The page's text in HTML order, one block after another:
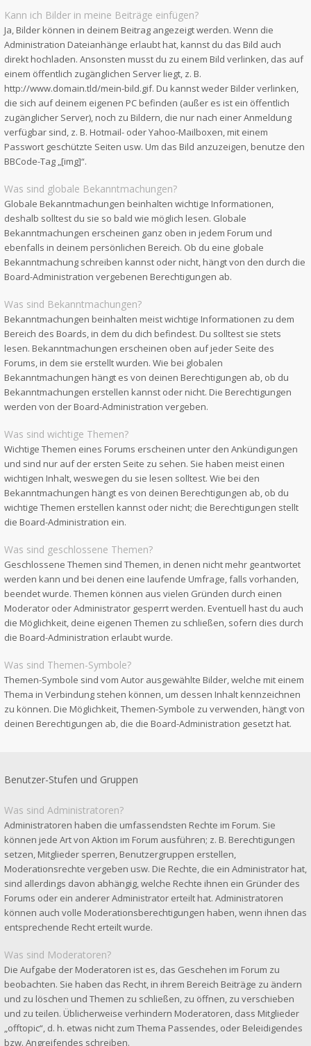
Kann ich Bilder in meine Beiträge einfügen?
Ja, Bilder können in deinem Beitrag angezeigt werden. Wenn die
Administration Dateianhänge erlaubt hat, kannst du das Bild auch
direkt hochladen. Ansonsten musst du zu einem Bild verlinken, das auf
einem öffentlich zugänglichen Server liegt, z. B.
http://www.domain.tld/mein-bild.gif. Du kannst weder Bilder verlinken,
die sich auf deinem eigenen PC befinden (außer es ist ein öffentlich
zugänglicher Server), noch zu Bildern, die nur nach einer Anmeldung
verfügbar sind, z. B. Hotmail- oder Yahoo-Mailboxen, mit einem
Passwort geschützte Seiten usw. Um das Bild anzuzeigen, benutze den
BBCode-Tag „[img]“.
Was sind globale Bekanntmachungen?
Globale Bekanntmachungen beinhalten wichtige Informationen,
deshalb solltest du sie so bald wie möglich lesen. Globale
Bekanntmachungen erscheinen ganz oben in jedem Forum und
ebenfalls in deinem persönlichen Bereich. Ob du eine globale
Bekanntmachung schreiben kannst oder nicht, hängt von den durch die
Board-Administration vergebenen Berechtigungen ab.
Was sind Bekanntmachungen?
Bekanntmachungen beinhalten meist wichtige Informationen zu dem
Bereich des Boards, in dem du dich befindest. Du solltest sie stets
lesen. Bekanntmachungen erscheinen oben auf jeder Seite des
Forums, in dem sie erstellt wurden. Wie bei globalen
Bekanntmachungen hängt es von deinen Berechtigungen ab, ob du
Bekanntmachungen erstellen kannst oder nicht. Die Berechtigungen
werden von der Board-Administration vergeben.
Was sind wichtige Themen?
Wichtige Themen eines Forums erscheinen unter den Ankündigungen
und sind nur auf der ersten Seite zu sehen. Sie haben meist einen
wichtigen Inhalt, weswegen du sie lesen solltest. Wie bei den
Bekanntmachungen hängt es von deinen Berechtigungen ab, ob du
wichtige Themen erstellen kannst oder nicht; die Berechtigungen stellt
die Board-Administration ein.
Was sind geschlossene Themen?
Geschlossene Themen sind Themen, in denen nicht mehr geantwortet
werden kann und bei denen eine laufende Umfrage, falls vorhanden,
beendet wurde. Themen können aus vielen Gründen durch einen
Moderator oder Administrator gesperrt werden. Eventuell hast du auch
die Möglichkeit, deine eigenen Themen zu schließen, sofern dies durch
die Board-Administration erlaubt wurde.
Was sind Themen-Symbole?
Themen-Symbole sind vom Autor ausgewählte Bilder, welche mit einem
Thema in Verbindung stehen können, um dessen Inhalt kennzeichnen
zu können. Die Möglichkeit, Themen-Symbole zu verwenden, hängt von
deinen Berechtigungen ab, die die Board-Administration gesetzt hat.
Benutzer-Stufen und Gruppen
Was sind Administratoren?
Administratoren haben die umfassendsten Rechte im Forum. Sie
können jede Art von Aktion im Forum ausführen; z. B. Berechtigungen
setzen, Mitglieder sperren, Benutzergruppen erstellen,
Moderationsrechte vergeben usw. Die Rechte, die ein Administrator hat,
sind allerdings davon abhängig, welche Rechte ihnen ein Gründer des
Forums oder ein anderer Administrator erteilt hat. Administratoren
können auch volle Moderationsberechtigungen haben, wenn ihnen das
entsprechende Recht erteilt wurde.
Was sind Moderatoren?
Die Aufgabe der Moderatoren ist es, das Geschehen im Forum zu
beobachten. Sie haben das Recht, in ihrem Bereich Beiträge zu ändern
und zu löschen und Themen zu schließen, zu öffnen, zu verschieben
und zu teilen. Üblicherweise verhindern Moderatoren, dass Mitglieder
„offtopic“, d. h. etwas nicht zum Thema Passendes, oder Beleidigendes
bzw. Angreifendes schreiben.